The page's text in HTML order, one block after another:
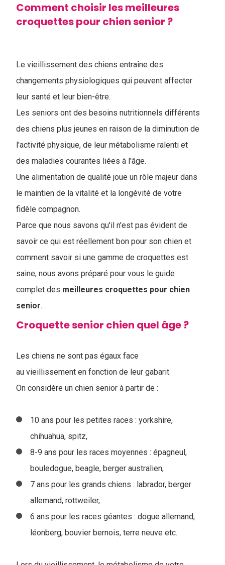
Comment choisir les meilleures
croquettes pour chien senior ?
Le vieillissement des chiens entraîne des
changements physiologiques qui peuvent affecter
leur santé et leur bien-être.
Les seniors ont des besoins nutritionnels différents
des chiens plus jeunes en raison de la diminution de
l'activité physique, de leur métabolisme ralenti et
des maladies courantes liées à l'âge.
Une alimentation de qualité joue un rôle majeur dans
le maintien de la vitalité et la longévité de votre
fidèle compagnon.
Parce que nous savons qu'il n'est pas évident de
savoir ce qui est réellement bon pour son chien et
comment savoir si une gamme de croquettes est
saine, nous avons préparé pour vous le guide
complet des meilleures croquettes pour chien
senior.
Croquette senior chien quel âge ?
Les chiens ne sont pas égaux face
au vieillissement en fonction de leur gabarit.
On considère un chien senior à partir de :
10 ans pour les petites races : yorkshire,
chihuahua, spitz,
8-9 ans pour les races moyennes : épagneul,
bouledogue, beagle, berger australien,
7 ans pour les grands chiens : labrador, berger
allemand, rottweiler,
6 ans pour les races géantes : dogue allemand,
léonberg, bouvier bernois, terre neuve etc.